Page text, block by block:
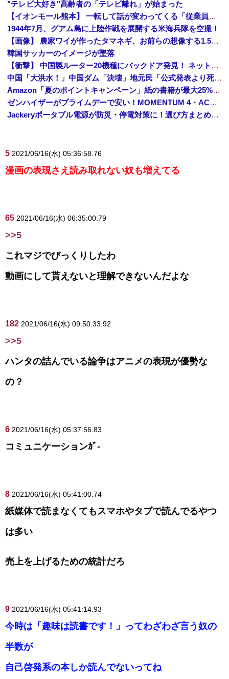
"テレビ大好き"高齢者の「テレビ離れ」が始まった
【イオンモール熊本】 一転して話が変わってくる「従業員の避難誘導の証言が複数」イオン側が社内規定に抵触していた疑い
1944年7月、グアム島に上陸作戦を展開する米海兵隊を空撮！
【画像】 農家ワイが作ったタマネギ、お前らの想像する1.5倍はデカいぞ
韓国サッカーのイメージが墜落
【衝撃】 中国製ルーター20機種にバックドア発見！ ネットに繋ぐだけで35秒ごとに中国のサーバーと通信
中国「大洪水！」中国ダム「決壊」地元民「公式発表より死者多い！」中国政府「住民拘束！（安否不明」中国当局「救助隊動画も削除」台風13号「三峡ダム接近中」→
Amazon「夏のポイントキャンペーン」紙の書籍が最大25%ポイント還元 対象と条件を整理（2026年7月）
ゼンハイザーがプライムデーで安い！MOMENTUM 4・ACCENTUMなど対象モデルまとめ！
Jackeryポータブル電源が防災・停電対策に！選び方まとめ【プライムデー最終日】
5 2021/06/16(水) 05:36:58.76
漫画の表現さえ読み取れない奴も増えてる
65 2021/06/16(水) 06:35:00.79
>>5
これマジでびっくりしたわ
動画にして貰えないと理解できないんだよな
182 2021/06/16(水) 09:50:33.92
>>5
ハンタの詰んでいる論争はアニメの表現が優勢な
の？
6 2021/06/16(水) 05:37:56.83
コミュニケーションｶﾞ-
8 2021/06/16(水) 05:41:00.74
紙媒体で読まなくてもスマホやタブで読んでるやつ
は多い
売上を上げるための統計だろ
9 2021/06/16(水) 05:41:14.93
今時は「趣味は読書です！」ってわざわざ言う奴の
半数が
自己啓発系の本しか読んでないってね